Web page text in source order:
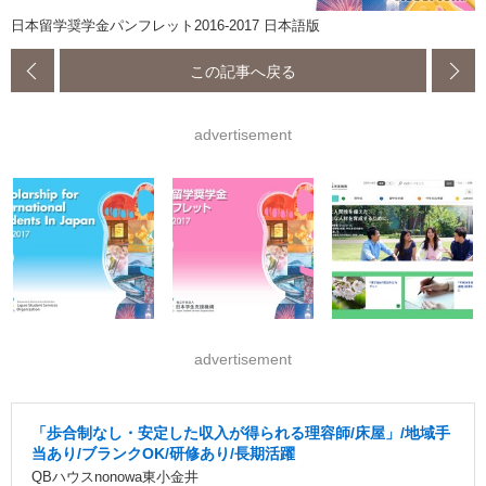
日本留学奨学金パンフレット2016-2017 日本語版
この記事へ戻る
advertisement
advertisement
「歩合制なし・安定した収入が得られる理容師/床屋」/地域手
当あり/ブランクOK/研修あり/長期活躍
QBハウスnonowa東小金井